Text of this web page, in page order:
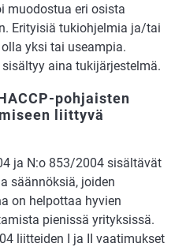
muodostua eri osista
Erityisiä tukiohjelmia ja/tai
yksi tai useampia.
aina tukijärjestelmä.
pohjaisten
liittyvä
ja N:o 853/2004 sisältävät
säännöksiä, joiden
on helpottaa hyvien
pienissä yrityksissä.
liitteiden I ja II vaatimukset